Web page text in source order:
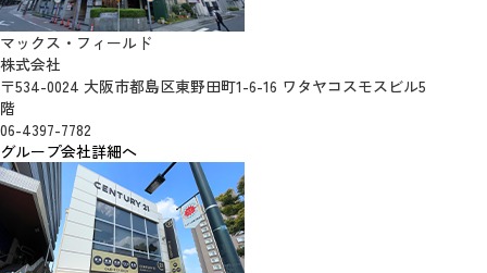
マックス・フィールド
株式会社
〒534-0024 大阪市都島区東野田町1-6-16 ワタヤコスモスビル5
階
06-4397-7782
グループ会社詳細へ